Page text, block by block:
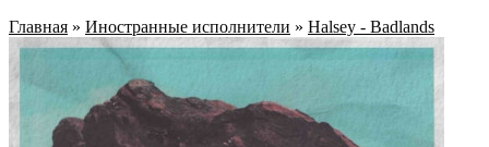
Главная » Иностранные исполнители » Halsey - Badlands